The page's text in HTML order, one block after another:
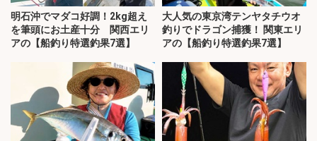
明石沖でマダコ好調！2kg超え
を筆頭にお土産十分 関西エリ
アの【船釣り特選釣果7選】
大人気の東京湾テンヤタチウオ
釣りでドラゴン捕獲！ 関東エリ
アの【船釣り特選釣果7選】